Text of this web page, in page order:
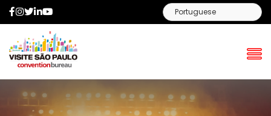
Facebook
Instagram
Twitter
LinkedIn